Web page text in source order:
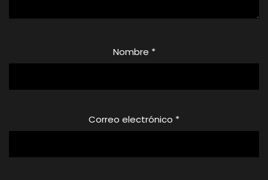
Nombre *
Correo electrónico *